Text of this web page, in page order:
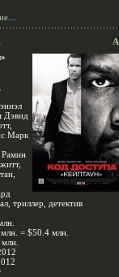
Дэвид
Марк
триллер, детектив
= $50.4 млн.